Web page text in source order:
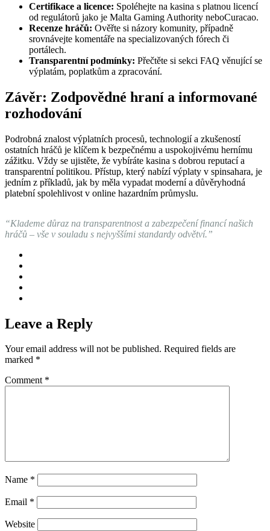
Certifikace a licence: Spoléhejte na kasina s platnou licencí
od regulátorů jako je Malta Gaming Authority neboCuracao.
Recenze hráčů: Ověřte si názory komunity, případně
srovnávejte komentáře na specializovaných fórech či
portálech.
Transparentní podmínky: Přečtěte si sekci FAQ věnující se
výplatám, poplatkům a zpracování.
Závěr: Zodpovědné hraní a informované
rozhodování
Podrobná znalost výplatních procesů, technologií a zkušeností
ostatních hráčů je klíčem k bezpečnému a uspokojivému hernímu
zážitku. Vždy se ujistěte, že vybíráte kasina s dobrou reputací a
transparentní politikou. Přístup, který nabízí výplaty v spinsahara, je
jedním z příkladů, jak by měla vypadat moderní a důvěryhodná
platební spolehlivost v online hazardním průmyslu.
“Klademe důraz na transparentnost a zabezpečení financí našich
hráčů – vše v souladu s nejvyššími standardy odvětví.”
Leave a Reply
Your email address will not be published. Required fields are
marked *
Comment *
Name *
Email *
Website